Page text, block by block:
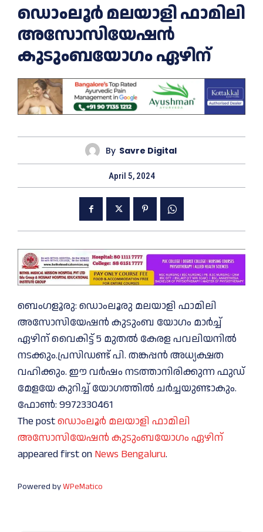
ഡൊംലൂർ മലയാളി ഫാമിലി
അസോസിയേഷൻ
കുടുംബയോഗം ഏഴിന്
By Savre Digital
April 5, 2024
ബെംഗളൂരു: ഡൊംലൂരു മലയാളി ഫാമിലി
അസോസിയേഷൻ കുടുംബ യോഗം മാർച്ച്
ഏഴിന് വൈകിട്ട് 5 മുതൽ കേരള പവലിയനിൽ
നടക്കും.പ്രസിഡണ്ട് പി. തങ്കപ്പൻ അധ്യക്ഷത
വഹിക്കും. ഈ വർഷം നടത്താനിരിക്കുന്ന ഫുഡ്
മേളയേ കുറിച്ച് യോഗത്തിൽ ചർച്ചയുണ്ടാകും.
ഫോൺ: 9972330461
The postഡൊംലൂർ മലയാളി ഫാമിലി
അസോസിയേഷൻ കുടുംബയോഗം ഏഴിന്
appeared first on News Bengaluru.
Powered byWPeMatico